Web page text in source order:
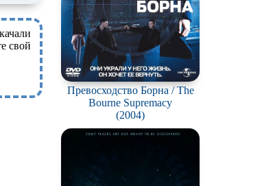
свой
Превосходство Борна / The
Bourne Supremacy
(2004)